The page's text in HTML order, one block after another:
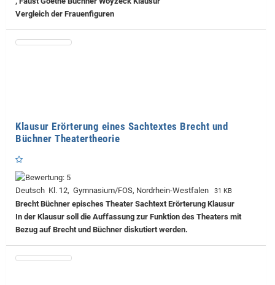
Vergleich der Frauenfiguren
Klausur Erörterung eines Sachtextes Brecht und
Büchner Theatertheorie
Deutsch Kl. 12, Gymnasium/FOS, Nordrhein-Westfalen 31 KB
Brecht Büchner episches Theater Sachtext Erörterung Klausur
In der Klausur soll die Auffassung zur Funktion des Theaters mit
Bezug auf Brecht und Büchner diskutiert werden.